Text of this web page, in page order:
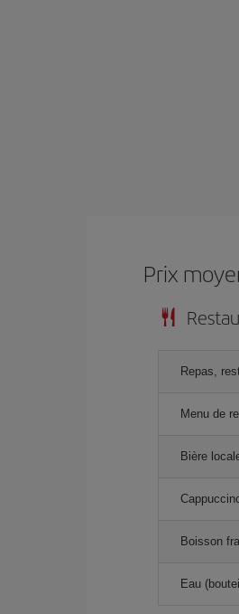
Prix
Repas,
Menu de
Bière
Boisson
Eau